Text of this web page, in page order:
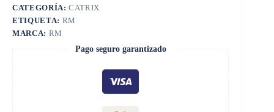
CATEGORÍA:CATRIX
ETIQUETA: RM
MARCA: RM
Pago seguro garantizado